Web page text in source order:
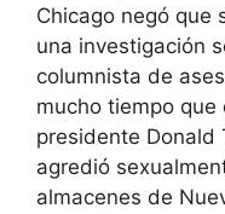
Chicago negó que
una investigación
columnista de
mucho tiempo que
presidente Donald
agredió
almacenes de